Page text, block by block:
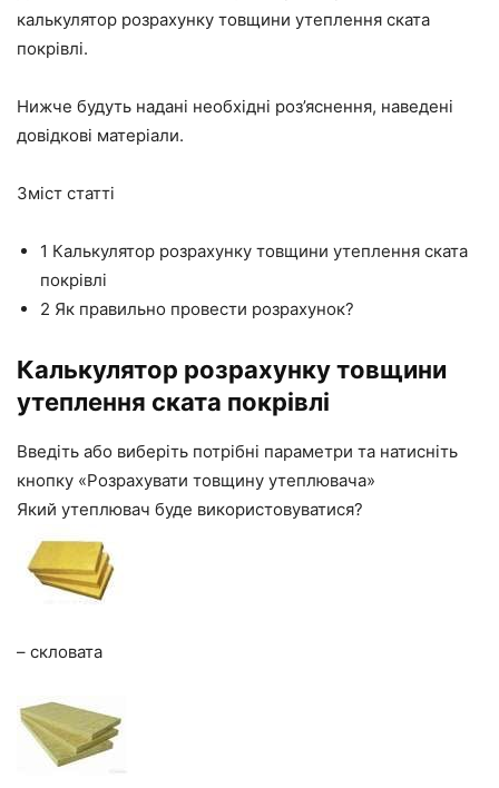
калькулятор розрахунку товщини утеплення ската
покрівлі.
Нижче будуть надані необхідні роз’яснення, наведені
довідкові матеріали.
Зміст статті
1 Калькулятор розрахунку товщини утеплення ската
покрівлі
2 Як правильно провести розрахунок?
Калькулятор розрахунку товщини
утеплення ската покрівлі
Введіть або виберіть потрібні параметри та натисніть
кнопку «Розрахувати товщину утеплювача»
Який утеплювач буде використовуватися?
– скловата